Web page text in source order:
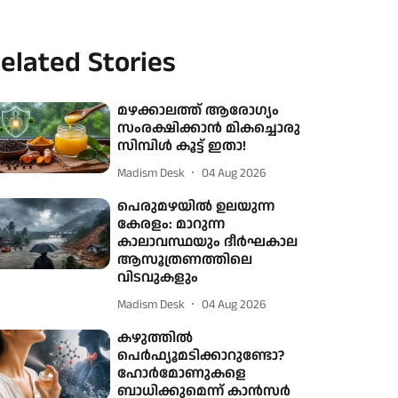
Stories
മഴക്കാലത്ത് ആരോഗ്യം
സംരക്ഷിക്കാൻ മികച്ചൊരു
സിമ്പിൾ കൂട്ട് ഇതാ!
Madism Desk 04 Aug 2026
പെരുമഴയിൽ ഉലയുന്ന
കേരളം: മാറുന്ന
കാലാവസ്ഥയും ദീർഘകാല
ആസൂത്രണത്തിലെ
വിടവുകളും
Madism Desk 04 Aug 2026
കഴുത്തിൽ
പെർഫ്യൂമടിക്കാറുണ്ടോ?
ഹോർമോണുകളെ
ബാധിക്കുമെന്ന് കാൻസർ